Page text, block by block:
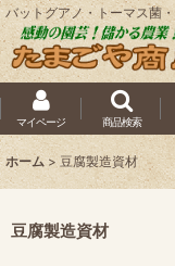
バットグアノ・トーマス菌
マイページ 商品検索
ホーム > 豆腐製造資材
豆腐製造資材